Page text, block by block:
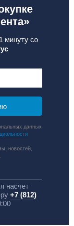
минуту со
данных
новостей,
насчет
+7 (812)